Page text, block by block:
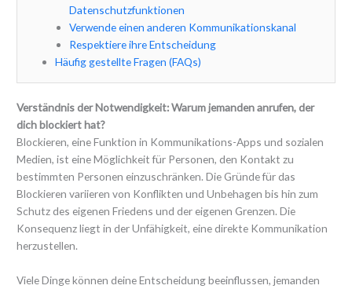
Datenschutzfunktionen
Verwende einen anderen Kommunikationskanal
Respektiere ihre Entscheidung
Häufig gestellte Fragen (FAQs)
Verständnis der Notwendigkeit: Warum jemanden anrufen, der
dich blockiert hat?
Blockieren, eine Funktion in Kommunikations-Apps und sozialen
Medien, ist eine Möglichkeit für Personen, den Kontakt zu
bestimmten Personen einzuschränken. Die Gründe für das
Blockieren variieren von Konflikten und Unbehagen bis hin zum
Schutz des eigenen Friedens und der eigenen Grenzen. Die
Konsequenz liegt in der Unfähigkeit, eine direkte Kommunikation
herzustellen.
Viele Dinge können deine Entscheidung beeinflussen, jemanden